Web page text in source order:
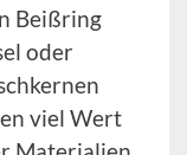
Beißring
oder
viel Wert